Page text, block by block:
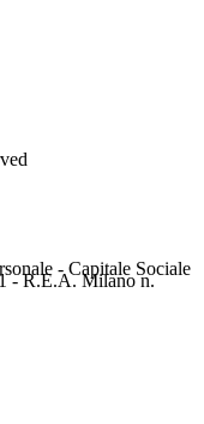
- Capitale Sociale
- R.E.A. Milano n.